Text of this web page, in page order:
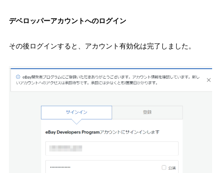
デベロッパーアカウントへのログイン
その後ログインすると、アカウント有効化は完了しました。